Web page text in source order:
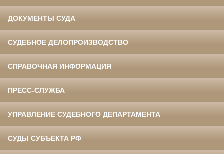
ДОКУМЕНТЫ СУДА
СУДЕБНОЕ ДЕЛОПРОИЗВОДСТВО
СПРАВОЧНАЯ ИНФОРМАЦИЯ
ПРЕСС-СЛУЖБА
УПРАВЛЕНИЕ СУДЕБНОГО ДЕПАРТАМЕНТА
СУДЫ СУБЪЕКТА РФ